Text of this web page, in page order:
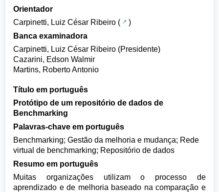
Orientador
Carpinetti, Luiz César Ribeiro (
)
Banca examinadora
Carpinetti, Luiz César Ribeiro (Presidente)
Cazarini, Edson Walmir
Martins, Roberto Antonio
Título em português
Protótipo de um repositório de dados de
Benchmarking
Palavras-chave em português
Benchmarking; Gestão da melhoria e mudança; Rede
virtual de benchmarking; Repositório de dados
Resumo em português
Muitas organizações utilizam o processo de
aprendizado e de melhoria baseado na comparação e